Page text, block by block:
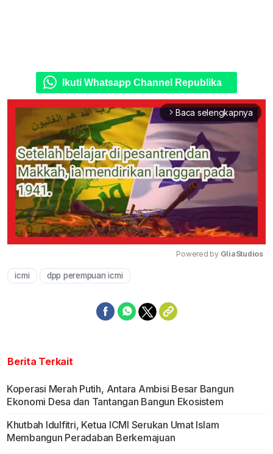
Ikuti Whatsapp Channel Republika
arrow_forward_ios Baca selengkapnya
Powered by GliaStudios
icmi dpp perempuan icmi
Berita Terkait
Koperasi Merah Putih, Antara Ambisi Besar Bangun
Ekonomi Desa dan Tantangan Bangun Ekosistem
Khutbah Idulfitri, Ketua ICMI Serukan Umat Islam
Membangun Peradaban Berkemajuan